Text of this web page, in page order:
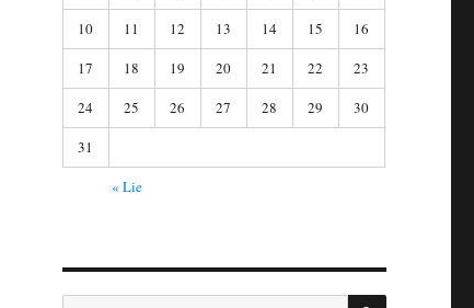
10
11 12 13 14 15
16
17
18 19 20 21 22
23
24
25 26 27 28 29
30
31
« Lie
IEŠKOTI